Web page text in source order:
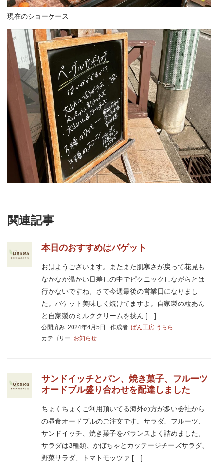
現在のショーケース
関連記事
本日のおすすめはバゲット
おはようございます。またまた肌寒さが戻って花見も
なかなか温かい日差しの中でピクニックしながらとは
行かないですね。さて今週最後の営業日になりまし
た。バケット美味しく焼けてますよ。自家製の粒あん
と自家製のミルククリームを挟ん […]
公開済み: 2024年4月5日 作成者: ぱん工房 うらら
カテゴリー: お知らせ
サンドイッチとパン、焼き菓子、フルーツ
オードブル盛り合わせを配達しました
ちょくちょくご利用頂いてる海外の方が多い会社から
の昼食オードブルのご注文です。サラダ、フルーツ、
サンドイッチ、焼き菓子をバランスよく詰めました。
サラダは3種類、かぼちゃとカッテージチーズサラダ、
野菜サラダ、トマトモッツァ […]